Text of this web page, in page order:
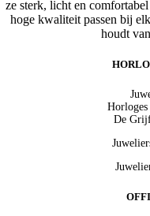
ze sterk, licht en
hoge kwaliteit passen bij
houdt
Horloges
De